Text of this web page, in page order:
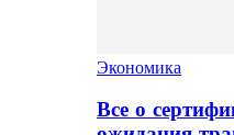
Экономика
Все о